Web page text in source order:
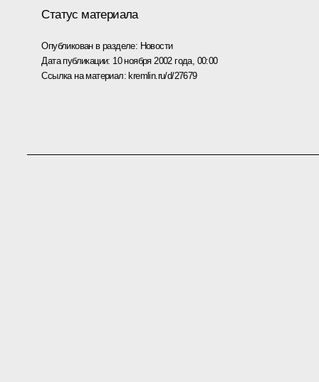
Статус материала
Опубликован в разделе: Новости
Дата публикации: 10 ноября 2002 года, 00:00
Ссылка на материал:kremlin.ru/d/27679